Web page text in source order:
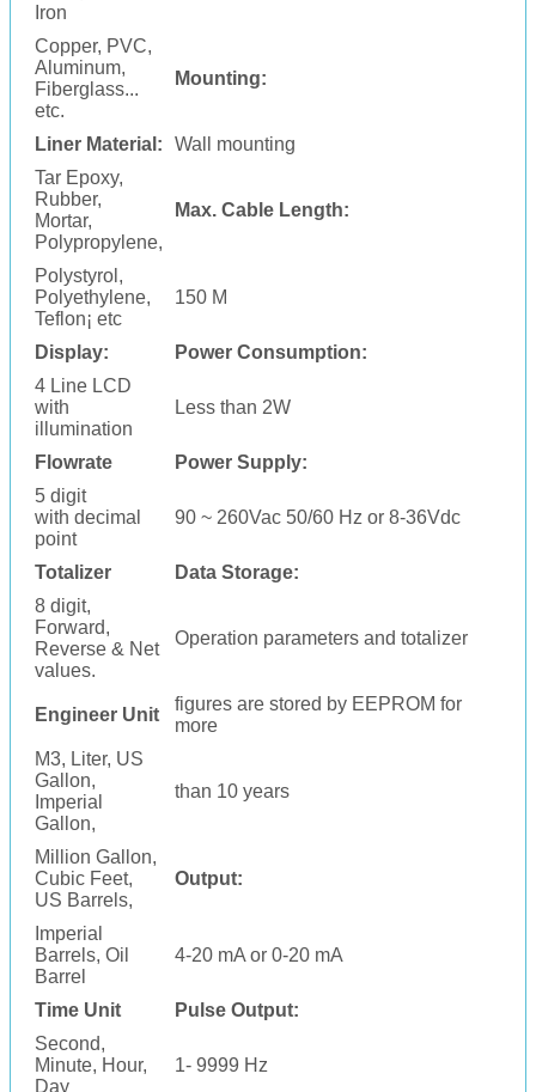
Iron
Copper, PVC,
Aluminum,
Fiberglass...
etc.
Mounting:
Liner Material:
Wall mounting
Tar Epoxy,
Rubber,
Mortar,
Polypropylene,
Max. Cable Length:
Polystyrol,
Polyethylene,
Teflon¡­ etc
150 M
Display:
Power Consumption:
4 Line LCD
with
illumination
Less than 2W
Flowrate
Power Supply:
5 digit
with decimal
point
90 ~ 260Vac 50/60 Hz or 8-36Vdc
Totalizer
Data Storage:
8 digit,
Forward,
Reverse & Net
values.
Operation parameters and totalizer
Engineer Unit
figures are stored by EEPROM for
more
M3, Liter, US
Gallon,
Imperial
Gallon,
than 10 years
Million Gallon,
Cubic Feet,
US Barrels,
Output:
Imperial
Barrels, Oil
Barrel
4-20 mA or 0-20 mA
Time Unit
Pulse Output:
Second,
Minute, Hour,
Day
1- 9999 Hz